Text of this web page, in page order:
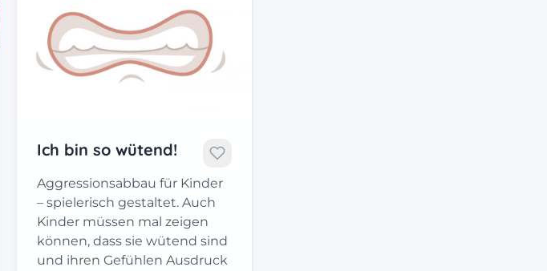
Ich bin so wütend!
Aggressionsabbau für Kinder
– spielerisch gestaltet. Auch
Kinder müssen mal zeigen
können, dass sie wütend sind
und ihren Gefühlen Ausdruck